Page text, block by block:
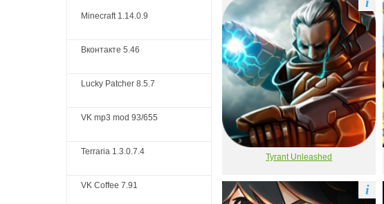
Tyrant Unleashed
i
Minecraft 1.14.0.9
Вконтакте 5.46
Lucky Patcher 8.5.7
VK mp3 mod 93/655
Terraria 1.3.0.7.4
VK Coffee 7.91